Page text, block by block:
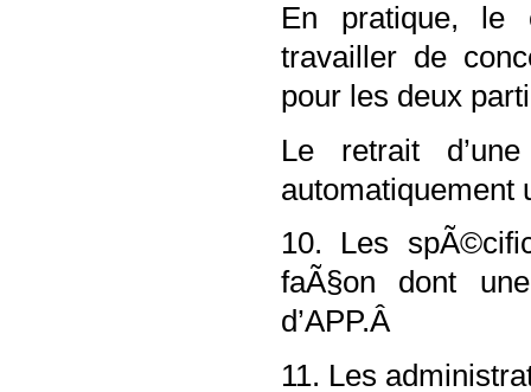
En pratique, le
travailler de
pour les deux
Le retrait
automatiquement
10. Les
faÃ§on dont
d’APP.Â
11. Les